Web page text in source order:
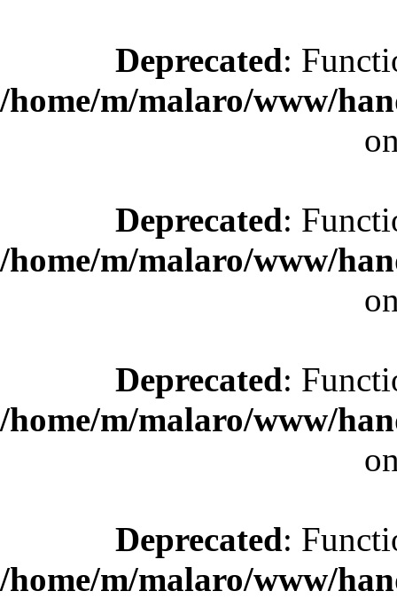
Deprecated:
/home/m/malaro/www/
Deprecated:
/home/m/malaro/www/
Deprecated:
/home/m/malaro/www/
Deprecated:
/home/m/malaro/www/